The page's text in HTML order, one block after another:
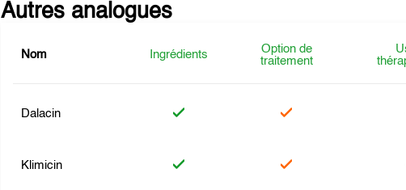
Autres analogues
Nom Ingrédients
Option de
traitement
Dalacin
Klimicin